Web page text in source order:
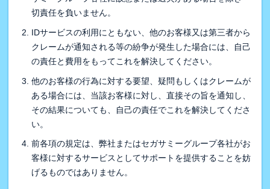
切責任を負いません。
IDサービスの利用にともない、他のお客様又は第三者から
クレームが通知される等の紛争が発生した場合には、自己
の責任と費用をもってこれを解決してください。
他のお客様の行為に対する要望、疑問もしくはクレームが
ある場合には、当該お客様に対し、直接その旨を通知し、
その結果についても、自己の責任でこれを解決してくださ
い。
前各項の規定は、弊社またはセガサミーグループ各社がお
客様に対するサービスとしてサポートを提供することを妨
げるものではありません。